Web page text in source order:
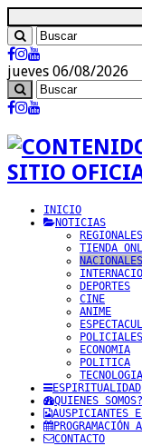
jueves 06/08/2026
SITIO
INICIO
NOTICIAS
REGIONALES
TIENDA
NACIONALES
DEPORTES
CINE
ANIME
POLICIALES
ECONOMIA
POLITICA
TECNOLOGIA
ESPIRITUALIDAD
QUIENES SOMOS?
AUSPICIANTES
PROGRAMACIÓN
CONTACTO